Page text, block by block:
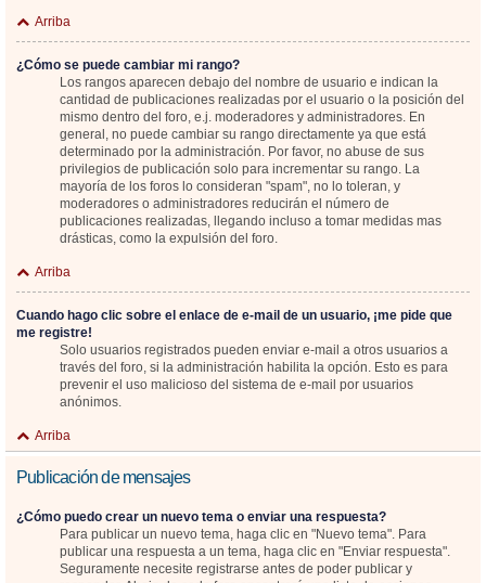
Arriba
¿Cómo se puede cambiar mi rango?
Los rangos aparecen debajo del nombre de usuario e indican la
cantidad de publicaciones realizadas por el usuario o la posición del
mismo dentro del foro, e.j. moderadores y administradores. En
general, no puede cambiar su rango directamente ya que está
determinado por la administración. Por favor, no abuse de sus
privilegios de publicación solo para incrementar su rango. La
mayoría de los foros lo consideran "spam", no lo toleran, y
moderadores o administradores reducirán el número de
publicaciones realizadas, llegando incluso a tomar medidas mas
drásticas, como la expulsión del foro.
Arriba
Cuando hago clic sobre el enlace de e-mail de un usuario, ¡me pide que
me registre!
Solo usuarios registrados pueden enviar e-mail a otros usuarios a
través del foro, si la administración habilita la opción. Esto es para
prevenir el uso malicioso del sistema de e-mail por usuarios
anónimos.
Arriba
Publicación de mensajes
¿Cómo puedo crear un nuevo tema o enviar una respuesta?
Para publicar un nuevo tema, haga clic en "Nuevo tema". Para
publicar una respuesta a un tema, haga clic en "Enviar respuesta".
Seguramente necesite registrarse antes de poder publicar y